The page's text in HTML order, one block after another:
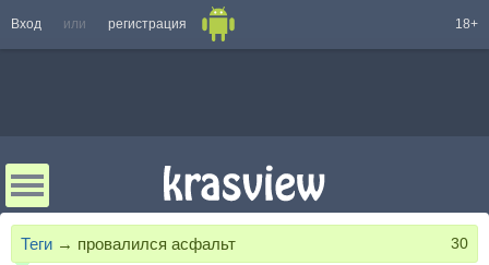
Вход или регистрация 18+
Теги → провалился асфальт 30